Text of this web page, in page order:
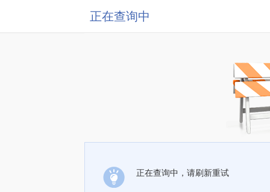
正在查询中
正在查询中，请刷新重试